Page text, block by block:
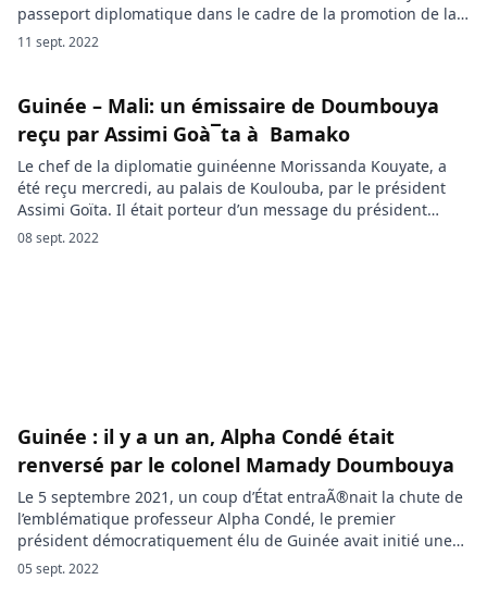
passeport diplomatique dans le cadre de la promotion de la
culture et de la destination Guinée. Ce vendredi 9 septembre
2022, Grand P a reçu un passeport diplomatique des mains
11 sept. 2022
Guinée – Mali: un émissaire de Doumbouya
reçu par Assimi Goà¯ta à Bamako
Le chef de la diplomatie guinéenne Morissanda Kouyate, a
été reçu mercredi, au palais de Koulouba, par le président
Assimi Goïta. Il était porteur d’un message du président
Guinéen Mamadi Doumbouya. Le président de la transition
au Mali, le Colonel Assimi Goïta, a accordé une audience,
08 sept. 2022
Guinée : il y a un an, Alpha Condé était
renversé par le colonel Mamady Doumbouya
Le 5 septembre 2021, un coup d’État entraÃ®nait la chute de
l’emblématique professeur Alpha Condé, le premier
président démocratiquement élu de Guinée avait initié une
révision constitutionnelle controversée pour briguer un
05 sept. 2022